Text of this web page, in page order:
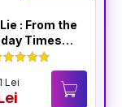
: From the
Times
Author
Housemaid
Lei